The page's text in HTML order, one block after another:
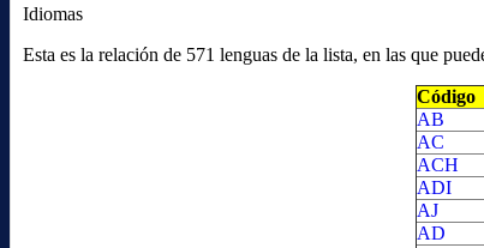
Idiomas
Esta es la relación de 571 lenguas de la lista, en las que
Código
AB
AC
ACH
ADI
AJ
AD